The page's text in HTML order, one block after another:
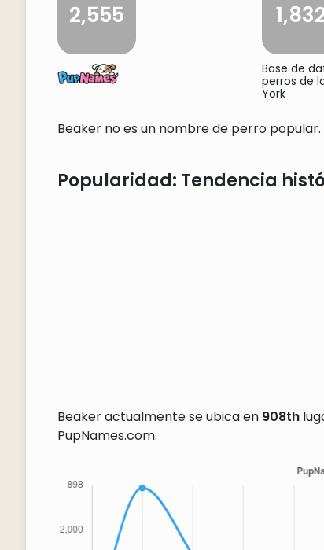
2,555
Base de
perros de
York
Beaker no es un nombre de perro
Popularidad: Tendencia
Beaker actualmente se ubica en 908th
PupNames.com.